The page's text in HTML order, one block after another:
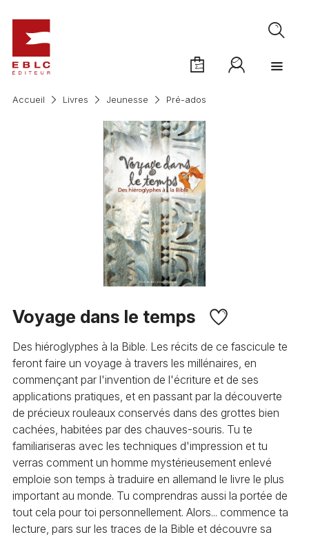
Accueil Livres Jeunesse Pré-ados
Voyage dans le temps
Des hiéroglyphes à la Bible. Les récits de ce fascicule te
feront faire un voyage à travers les millénaires, en
commençant par l'invention de l'écriture et de ses
applications pratiques, et en passant par la découverte
de précieux rouleaux conservés dans des grottes bien
cachées, habitées par des chauves-souris. Tu te
familiariseras avec les techniques d'impression et tu
verras comment un homme mystérieusement enlevé
emploie son temps à traduire en allemand le livre le plus
important au monde. Tu comprendras aussi la portée de
tout cela pour toi personnellement. Alors... commence ta
lecture, pars sur les traces de la Bible et découvre sa